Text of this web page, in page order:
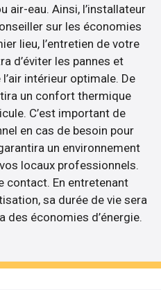
air-eau. Ainsi, l’installateur
sur les économies
lieu, l’entretien de votre
d’éviter les pannes et
intérieur optimale. De
un confort thermique
C’est important de
en cas de besoin pour
un environnement
locaux professionnels.
contact. En entretenant
sa durée de vie sera
des économies d’énergie.